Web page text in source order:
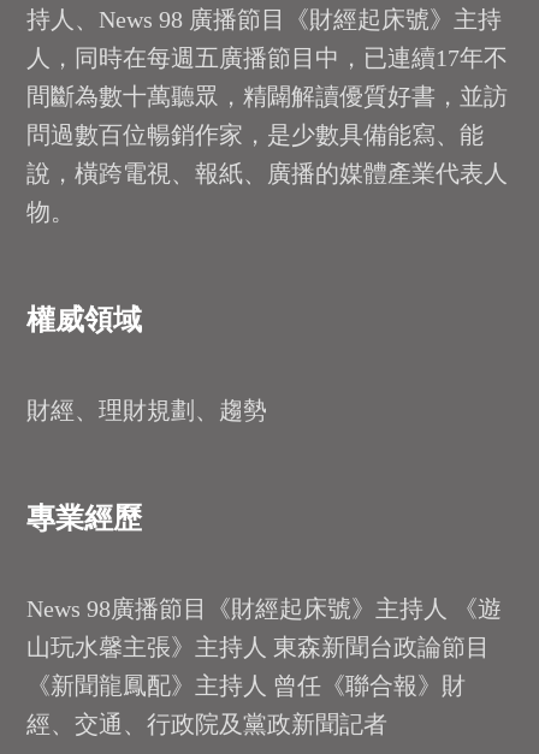
持人、News 98 廣播節目《財經起床號》主持
人，同時在每週五廣播節目中，已連續17年不
間斷為數十萬聽眾，精闢解讀優質好書，並訪
問過數百位暢銷作家，是少數具備能寫、能
說，橫跨電視、報紙、廣播的媒體產業代表人
物。
權威領域
財經、理財規劃、趨勢
專業經歷
News 98廣播節目《財經起床號》主持人 《遊
山玩水馨主張》主持人 東森新聞台政論節目
《新聞龍鳳配》主持人 曾任《聯合報》財
經、交通、行政院及黨政新聞記者